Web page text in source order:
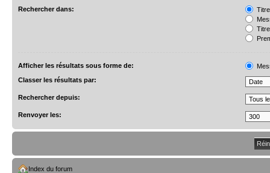
Rechercher dans:
Afficher les résultats sous forme de:
Classer les résultats par:
Rechercher depuis:
Renvoyer les:
Index du forum